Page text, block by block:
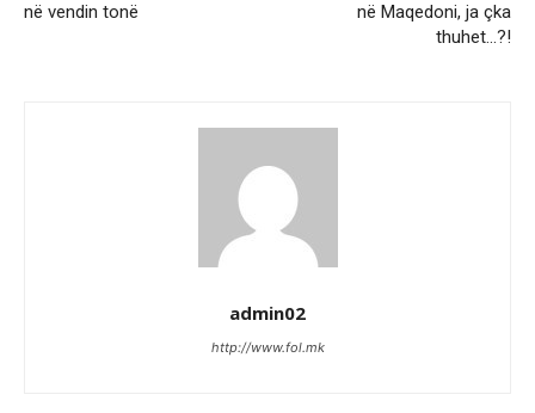
në vendin tonë
në Maqedoni, ja çka
thuhet…?!
admin02
http://www.fol.mk